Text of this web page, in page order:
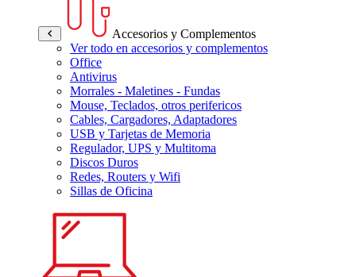
Accesorios y Complementos
Ver todo en accesorios y complementos
Office
Antivirus
Morrales - Maletines - Fundas
Mouse, Teclados, otros perifericos
Cables, Cargadores, Adaptadores
USB y Tarjetas de Memoria
Regulador, UPS y Multitoma
Discos Duros
Redes, Routers y Wifi
Sillas de Oficina